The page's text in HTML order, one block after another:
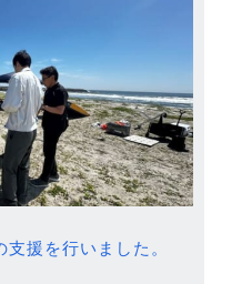
援を行いました。